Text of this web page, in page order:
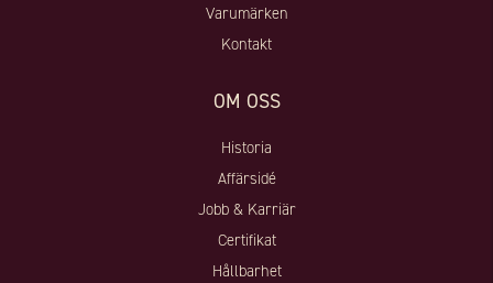
Varumärken
Kontakt
OM OSS
Historia
Affärsidé
Jobb & Karriär
Certifikat
Hållbarhet